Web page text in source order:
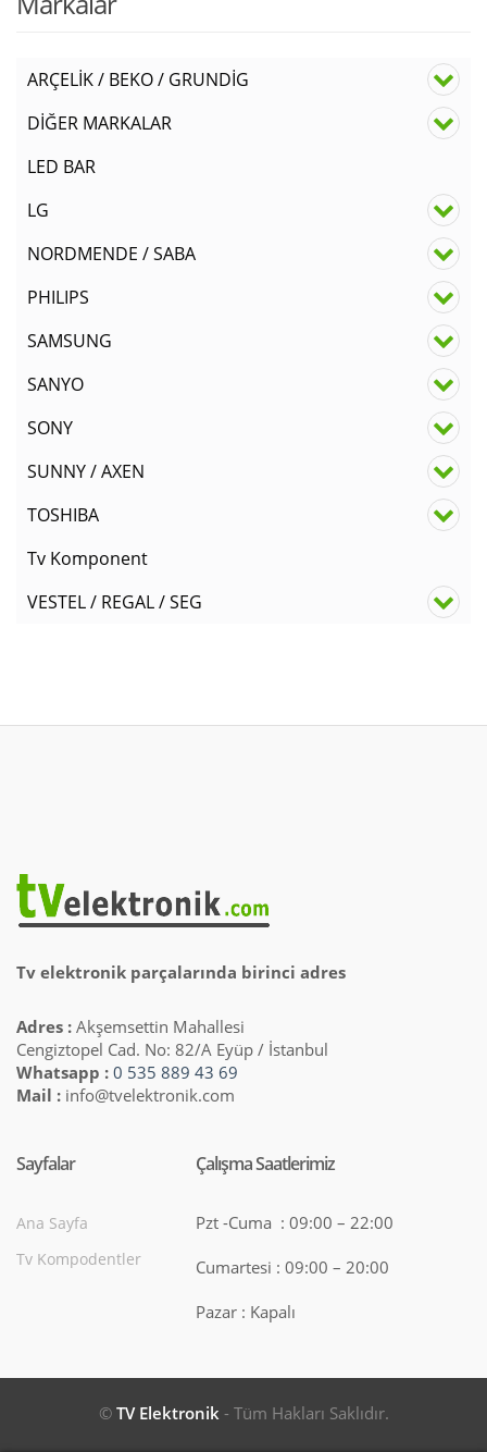
ARÇELİK / BEKO / GRUNDİG
DİĞER MARKALAR
LED BAR
LG
NORDMENDE / SABA
PHILIPS
SAMSUNG
SANYO
SONY
SUNNY / AXEN
TOSHIBA
Tv Komponent
VESTEL / REGAL / SEG
Tv elektronik parçalarında birinci adres
Adres : Akşemsettin Mahallesi
Cengiztopel Cad. No: 82/A Eyüp / İstanbul
Whatsapp : 0 535 889 43 69
Mail : info@tvelektronik.com
Sayfalar
Ana Sayfa
Tv Kompodentler
Çalışma Saatlerimiz
Pzt -Cuma : 09:00 – 22:00
Cumartesi : 09:00 – 20:00
Pazar : Kapalı
© TV Elektronik- Tüm Hakları Saklıdır.